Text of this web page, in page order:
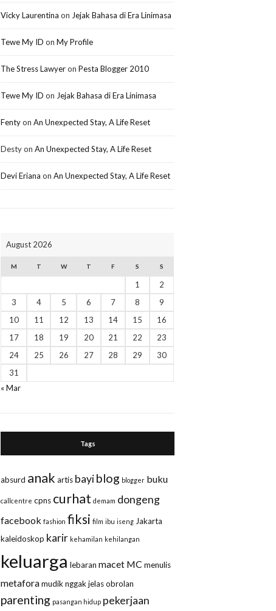
Vicky Laurentina on Jejak Bahasa di Era Linimasa
Tewe My ID onMy Profile
The Stress LawyeronPesta Blogger 2010
Tewe My ID on Jejak Bahasa di Era Linimasa
FentyonAn Unexpected Stay, A Life Reset
DestyonAn Unexpected Stay, A Life Reset
Devi Eriana onAn Unexpected Stay, A Life Reset
August 2026
M T W T F S S
1
2
3
4 5 6 7 8
9
10
11 12 13 14 15
16
17
18 19 20 21 22
23
24
25 26 27 28 29
30
31
« Mar
Tags
absurd anak artis bayiblog blogger buku
callcentre cpns curhat demam dongeng
facebook fashion fiksi film ibu iseng Jakarta
kaleidoskop karir kehamilan kehilangan
keluarga lebaran macet MC menulis
metafora mudik nggak jelas obrolan
parenting pasangan hidup pekerjaan